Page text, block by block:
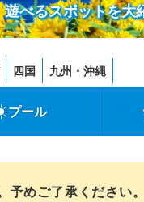
べるスポットを大
四国 九州・沖縄
プール
めご了承ください。